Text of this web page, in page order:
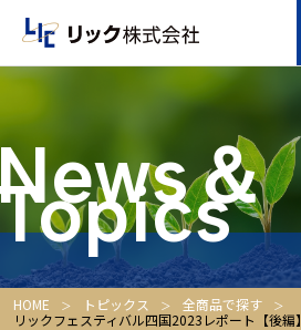
＆
HOME トピックス
全商品で探す
リックフェスティバル四国2023レポート【後編】